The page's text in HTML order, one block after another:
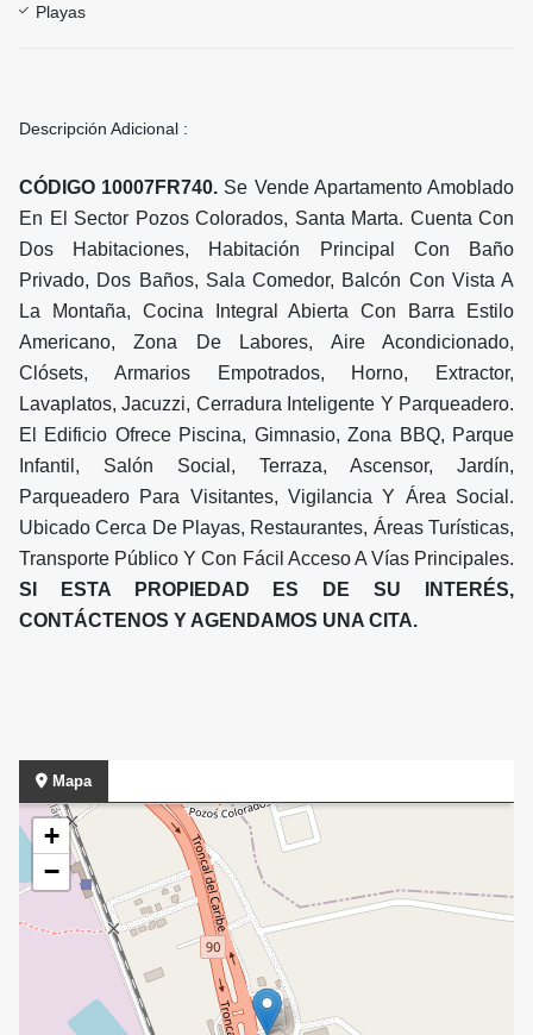
Playas
Descripción Adicional :
CÓDIGO 10007FR740. Se Vende Apartamento Amoblado
En El Sector Pozos Colorados, Santa Marta. Cuenta Con
Dos Habitaciones, Habitación Principal Con Baño
Privado, Dos Baños, Sala Comedor, Balcón Con Vista A
La Montaña, Cocina Integral Abierta Con Barra Estilo
Americano, Zona De Labores, Aire Acondicionado,
Clósets, Armarios Empotrados, Horno, Extractor,
Lavaplatos, Jacuzzi, Cerradura Inteligente Y Parqueadero.
El Edificio Ofrece Piscina, Gimnasio, Zona BBQ, Parque
Infantil, Salón Social, Terraza, Ascensor, Jardín,
Parqueadero Para Visitantes, Vigilancia Y Área Social.
Ubicado Cerca De Playas, Restaurantes, Áreas Turísticas,
Transporte Público Y Con Fácil Acceso A Vías Principales.
SI ESTA PROPIEDAD ES DE SU INTERÉS,
CONTÁCTENOS Y AGENDAMOS UNA CITA.
Mapa
+
−